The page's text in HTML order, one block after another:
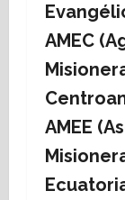
AMEC
AMEE